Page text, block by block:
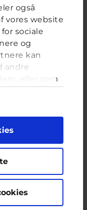
også
vores website
sociale
og
kan
andre
eller som
af deres
cookies,
vores
er ikke muligt at
og svar.